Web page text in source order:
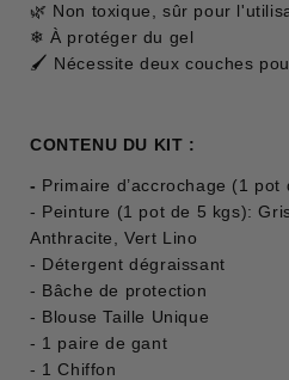
🌿 Non toxique, sûr pour
❄ À protéger du gel
🖌 Nécessite deux couches
CONTENU DU KIT :
- Primaire d’accrochage (1 pot
- Peinture (1 pot de 5 kgs):
Anthracite, Vert Lino
- Détergent dégraissant
- Bâche de protection
- Blouse Taille Unique
- 1 paire de gant
- 1 Chiffon